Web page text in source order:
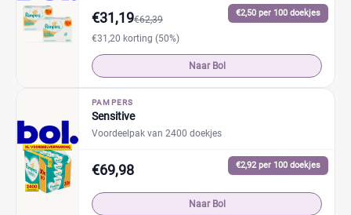
€2,50 per 100 doekjes
€31,19€62,39
€31,20 korting (50%)
Naar Bol
PAMPERS
Sensitive
Voordeelpak van 2400 doekjes
€2,92 per 100 doekjes
€69,98
Naar Bol